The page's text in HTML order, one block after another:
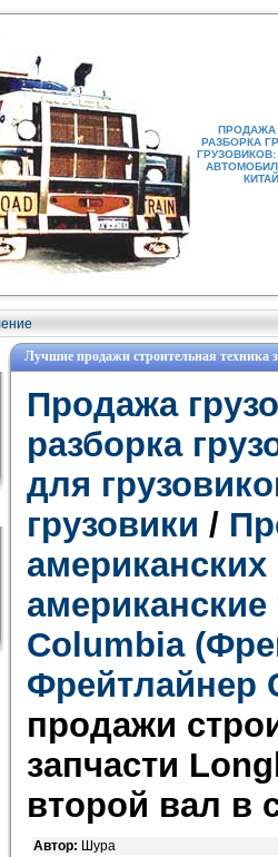
ПРОДАЖА
РАЗБОРКА
Лучшие продажи строительная техника
Продажа
разборка
для
грузовики /
американских
американские
Columbia
Фрейтлайнер
продажи
запчасти
второй вал в
Автор: Шура